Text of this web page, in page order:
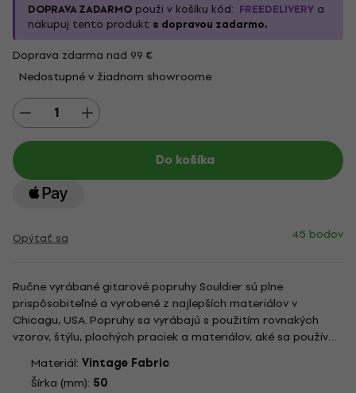
DOPRAVA ZADARMO použi v košíku kód: FREEDELIVERY a
nakupuj tento produkt s dopravou zadarmo.
Doprava zdarma nad 99 €
Nedostupné v žiadnom showroome
Do košíka
Opýtať sa 45 bodov
Ručne vyrábané gitarové popruhy Souldier sú plne
prispôsobiteľné a vyrobené z najlepších materiálov v
Chicagu, USA. Popruhy sa vyrábajú s použitím rovnakých
vzorov, štýlu, plochých praciek a materiálov, aké sa používali
v 60. a 70. rokoch. Plne nastaviteľné medzi 33"-60".
Materiál: Vintage Fabric
Šírka (mm): 50